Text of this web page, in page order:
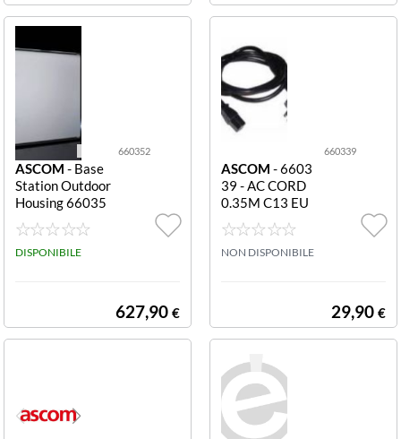
660352
ASCOM - Base
Station Outdoor
Housing 66035
2 Base Station
Outdoor Housin
g
DISPONIBILE
627,90 €
660339
ASCOM - 6603
39 - AC CORD
0.35M C13 EU
PLUG AC Cord
0.35m C13 EU P
lug
NON DISPONIBILE
29,90 €